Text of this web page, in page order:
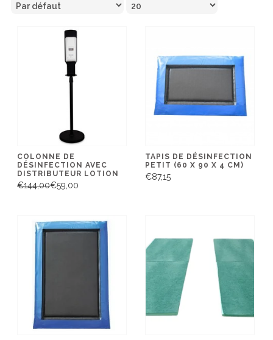
COLONNE DE
DÉSINFECTION AVEC
DISTRIBUTEUR LOTION
€144,00€59,00
TAPIS DE DÉSINFECTION
PETIT (60 X 90 X 4 CM)
€87,15